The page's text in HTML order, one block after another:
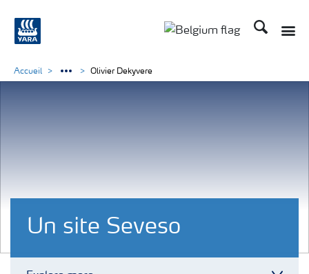
Recherche
Un site Seveso
Accueil Olivier Dekyvere